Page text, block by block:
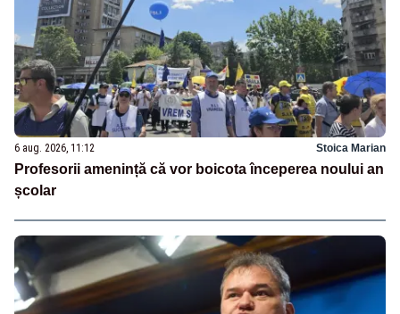
6 aug. 2026, 11:12 Stoica Marian
Profesorii amenință că vor boicota începerea noului an
școlar